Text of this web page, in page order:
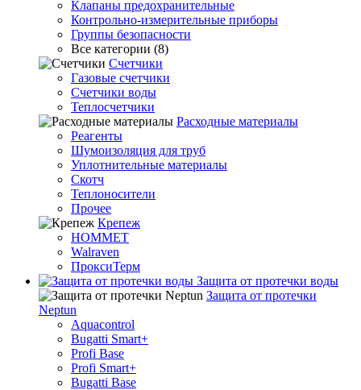
Клапаны предохранительные
Контрольно-измерительные приборы
Группы безопасности
Все категории (8)
Счетчики
Газовые счетчики
Счетчики воды
Теплосчетчики
Расходные материалы
Реагенты
Шумоизоляция для труб
Уплотнительные материалы
Скотч
Теплоносители
Прочее
Крепеж
HOMMET
Walraven
ПроксиТерм
Защита от протечки воды
Защита от протечки
Neptun
Aquacontrol
Bugatti Smart+
Profi Base
Profi Smart+
Bugatti Base